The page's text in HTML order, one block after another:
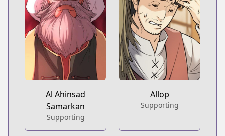
Al Ahinsad
Samarkan
Supporting
Allop
Supporting